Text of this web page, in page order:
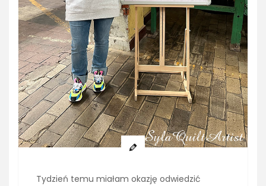
Tydzień temu miałam okazję odwiedzić